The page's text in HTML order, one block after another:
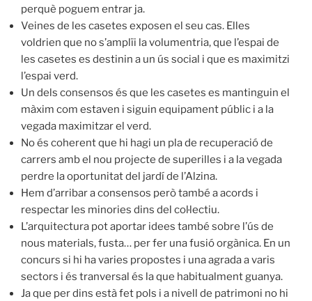
perquè poguem entrar ja.
Veines de les casetes exposen el seu cas. Elles
voldrien que no s’amplïi la volumentria, que l’espai de
les casetes es destinin a un ús social i que es maximitzi
l’espai verd.
Un dels consensos és que les casetes es mantinguin el
màxim com estaven i siguin equipament públic i a la
vegada maximitzar el verd.
No és coherent que hi hagi un pla de recuperació de
carrers amb el nou projecte de superilles i a la vegada
perdre la oportunitat del jardí de l’Alzina.
Hem d’arribar a consensos però també a acords i
respectar les minories dins del col·lectiu.
L’arquitectura pot aportar idees també sobre l’ús de
nous materials, fusta… per fer una fusió orgànica. En un
concurs si hi ha varies propostes i una agrada a varis
sectors i és tranversal és la que habitualment guanya.
Ja que per dins està fet pols i a nivell de patrimoni no hi